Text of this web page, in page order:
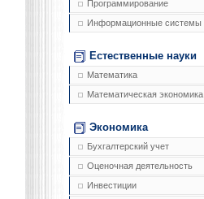
Программирование
Информационные системы
Естественные науки
Математика
Математическая экономика
Экономика
Бухгалтерский учет
Оценочная деятельность
Инвестиции